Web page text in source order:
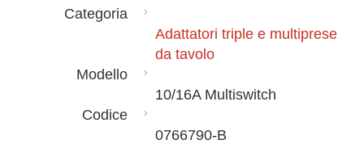
Categoria
Adattatori triple e multiprese
da tavolo
Modello
10/16A Multiswitch
Codice
0766790-B